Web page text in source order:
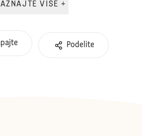
SAZNAJTE VIŠE +
Podelite